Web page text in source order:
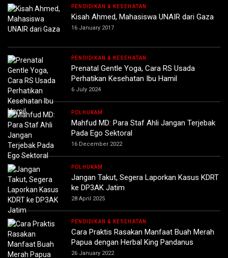
PENDIDIKAN & KESEHATAN
Kisah Ahmed, Mahasiswa UNAIR dari Gaza
16 January 2017
PENDIDIKAN & KESEHATAN
Prenatal Gentle Yoga, Cara RS Usada
Perhatikan Kesehatan Ibu Hamil
6 July 2024
POLHUKAM
Mahfud MD: Para Staf Ahli Jangan Terjebak
Pada Ego Sektoral
16 December 2022
POLHUKAM
Jangan Takut, Segera Laporkan Kasus KDRT
ke DP3AK Jatim
28 April 2025
PENDIDIKAN & KESEHATAN
Cara Praktis Rasakan Manfaat Buah Merah
Papua dengan Herbal King Pandanus
26 January 2022